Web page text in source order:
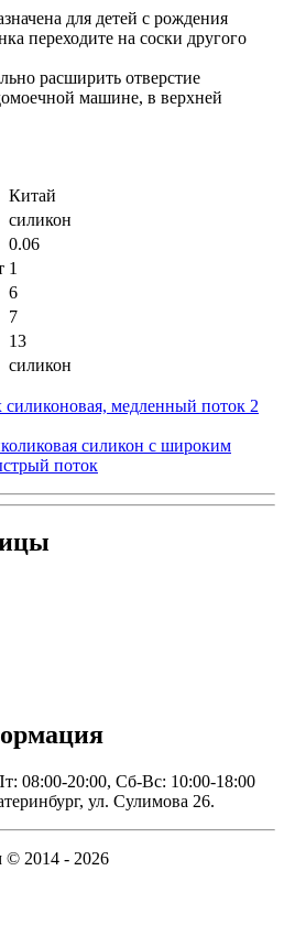
для детей с рождения
переходите на соски другого
расширить отверстие
машине, в верхней
Китай
силикон
0.06
1
6
7
13
силикон
медленный поток 2
силикон с широким
поток
08:00-20:00, Сб-Вс: 10:00-18:00
ул. Сулимова 26.
© 2014 - 2026